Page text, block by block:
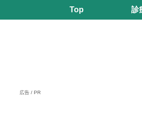
Top 診
広告 / PR